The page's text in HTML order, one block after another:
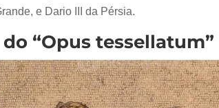
e Dario III da Pérsia.
“Opus tessellatum”